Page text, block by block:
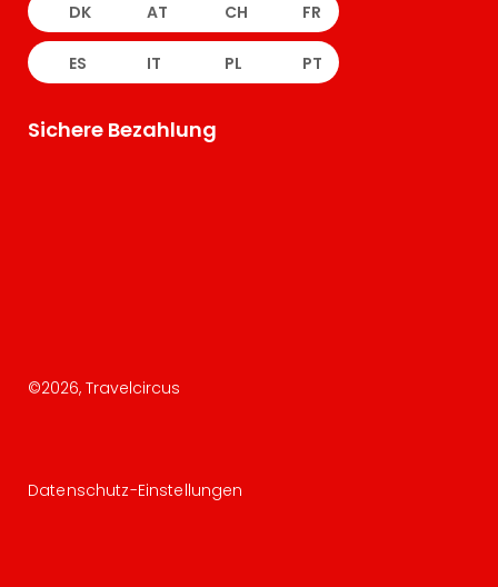
DK AT CH FR
ES IT PL PT
Sichere Bezahlung
©2026, Travelcircus
Datenschutz-Einstellungen